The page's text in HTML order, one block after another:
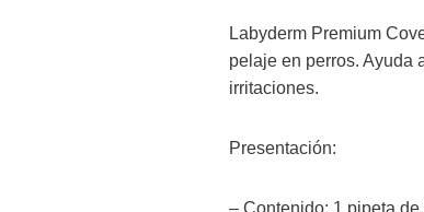
Labyderm Premium
pelaje en perros. Ayuda
irritaciones.
Presentación:
– Contenido: 1 pipeta de